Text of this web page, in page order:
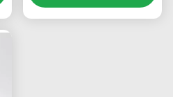
Poliüretan Tekli 4 İnç